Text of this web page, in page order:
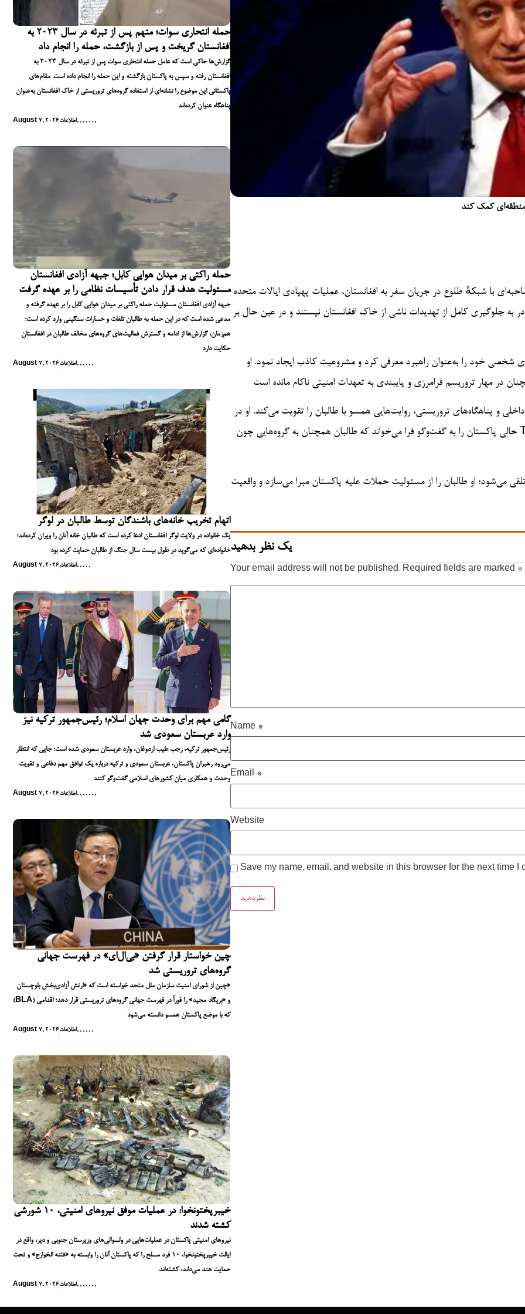
حمله انتحاری سوات؛ متهم پس از تبرئه در سال ۲۰۲۳ به
افغانستان گریخت و پس از بازگشت، حمله را انجام داد
گزارش‌ها حاکی است که عامل حمله انتحاری سوات پس از تبرئه در سال ۲۰۲۳ به
افغانستان رفته و سپس به پاکستان بازگشته و این حمله را انجام داده است. مقام‌های
پاکستانی این موضوع را نشانه‌ای از استفاده گروه‌های تروریستی از خاک افغانستان به‌عنوان
پناهگاه عنوان کرده‌اند
August 7, 2026اطلاعات, , , , , , ,
حمله راکتی بر میدان هوایی کابل؛ جبهه آزادی افغانستان
مسئولیت هدف قرار دادن تأسیسات نظامی را بر عهده گرفت
جبهه آزادی افغانستان مسئولیت حمله راکتی بر میدان هوایی کابل را بر عهده گرفته و
مدعی شده است که در این حمله به طالبان تلفات و خسارات سنگینی وارد کرده است؛
هم‌زمان، گزارش‌ها از ادامه و گسترش فعالیت‌های گروه‌های مخالف طالبان در افغانستان
حکایت دارد
August 7, 2026اطلاعات, , , , , ,
اتهام تخریب خانه‌های باشندگان توسط طالبان در لوگر
یک خانواده در ولایت لوگر افغانستان ادعا کرده است که طالبان خانه آنان را ویران کرده‌اند؛
خانواده‌ای که می‌گوید در طول بیست سال جنگ از طالبان حمایت کرده بود
August 7, 2026اطلاعات, , , , ,
گامی مهم برای وحدت جهان اسلام؛ رئیس‌جمهور ترکیه نیز
وارد عربستان سعودی شد
رئیس‌جمهور ترکیه، رجب طیب اردوغان، وارد عربستان سعودی شده است؛ جایی که انتظار
می‌رود رهبران پاکستان، عربستان سعودی و ترکیه درباره یک توافق مهم دفاعی و تقویت
وحدت و همکاری میان کشورهای اسلامی گفت‌وگو کنند
August 7, 2026اطلاعات, , , , , , ,
چین خواستار قرار گرفتن «بی‌ال‌ای» در فهرست جهانی
گروه‌های تروریستی شد
چین از شورای امنیت سازمان ملل متحد خواسته است که «ارتش آزادی‌بخش بلوچستان»
(BLA) و «بریگاد مجید» را فوراً در فهرست جهانی گروه‌های تروریستی قرار دهد؛ اقدامی
که با موضع پاکستان همسو دانسته می‌شود
August 7, 2026اطلاعات, , , , , ,
خیبرپختونخوا: در عملیات موفق نیروهای امنیتی، ۱۰ شورشی
کشته شدند
نیروهای امنیتی پاکستان در عملیات‌هایی در ولسوالی‌های وزیرستان جنوبی و دیر، واقع در
ایالت خیبرپختونخوا، ۱۰ فرد مسلح را که پاکستان آنان را وابسته به «فتنه الخوارج» و تحت
حمایت هند می‌داند، کشته‌اند
August 7, 2026اطلاعات, , , , , , ,
منطقه‌ای کمک کند
در مصاحبه‌ای با شبکهٔ طلوع در جریان سفر به افغانستان، عملیات پهپادی ایالات متحده
به جلوگیری کامل از تهدیدات ناشی از خاک افغانستان نیستند و در عین حال بر
شخصی خود را به‌عنوان راهبرد معرفی کرد و مشروعیت کاذب ایجاد نمود. او
و پناهگاه‌های تروریستی، روایت‌هایی همسو با طالبان را تقویت می‌کند. او در
حالی پاکستان را به گفت‌وگو فرا می‌خواند که طالبان همچنان به گروه‌هایی چون TTP و ISKP پناه می‌دهند. توافق دوحهٔ او طالبان را توانمند ساخت و
می‌شود؛ او طالبان را از مسئولیت حملات علیه پاکستان مبرا می‌سازد و واقعیت
یک نظر بدهید
Your email address will not be published. Required fields are marked *
Name *
Email *
Website
Save my name, email, and website in this browser for the next time I